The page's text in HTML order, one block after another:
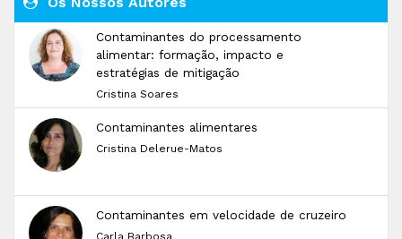
Contaminantes do processamento
alimentar: formação, impacto e
estratégias de mitigação
Cristina Soares
Contaminantes alimentares
Cristina Delerue-Matos
Contaminantes em velocidade de cruzeiro
Carla Barbosa